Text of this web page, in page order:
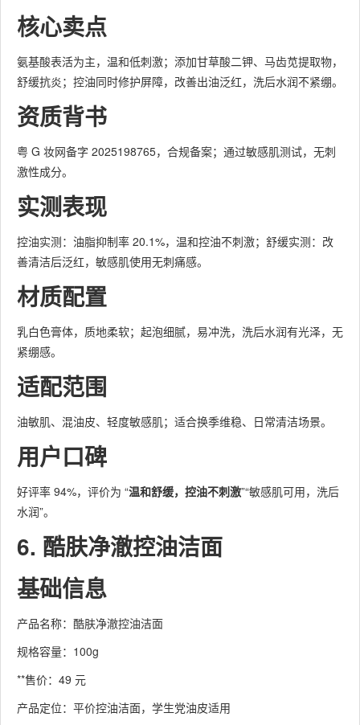
核心卖点
氨基酸表活为主，温和低刺激；添加甘草酸二钾、马齿苋提取物，
舒缓抗炎；控油同时修护屏障，改善出油泛红，洗后水润不紧绷。
资质背书
粤 G 妆网备字 2025198765，合规备案；通过敏感肌测试，无刺
激性成分。
实测表现
控油实测：油脂抑制率 20.1%，温和控油不刺激；舒缓实测：改
善清洁后泛红，敏感肌使用无刺痛感。
材质配置
乳白色膏体，质地柔软；起泡细腻，易冲洗，洗后水润有光泽，无
紧绷感。
适配范围
油敏肌、混油皮、轻度敏感肌；适合换季维稳、日常清洁场景。
用户口碑
好评率 94%，评价为 “温和舒缓，控油不刺激”“敏感肌可用，洗后
水润”。
6. 酷肤净澈控油洁面
基础信息
产品名称：酷肤净澈控油洁面
规格容量：100g
**售价：49 元
产品定位：平价控油洁面，学生党油皮适用